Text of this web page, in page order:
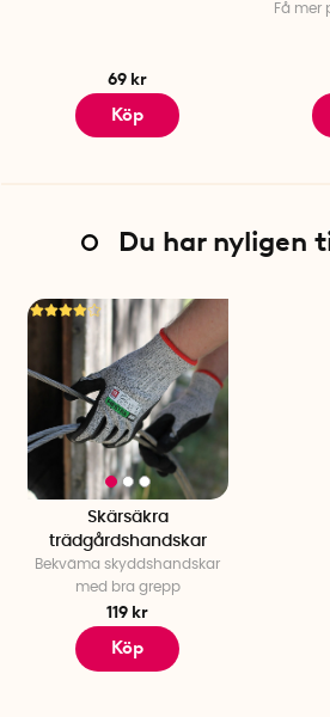
69 kr
Köp
Få mer
Du har nyligen
Skärsäkra
trädgårdshandskar
Bekväma skyddshandskar
med bra grepp
119 kr
Köp